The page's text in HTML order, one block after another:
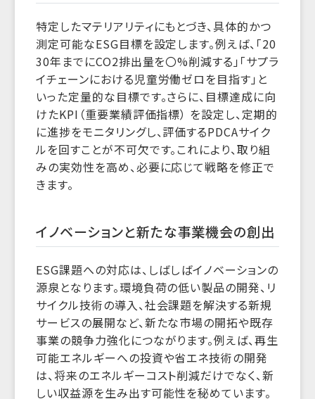
特定したマテリアリティにもとづき、具体的かつ
測定可能なESG目標を設定します。例えば、「20
30年までにCO2排出量を〇%削減する」「サプラ
イチェーンにおける児童労働ゼロを目指す」と
いった定量的な目標です。さらに、目標達成に向
けたKPI（重要業績評価指標） を設定し、定期的
に進捗をモニタリングし、評価するPDCAサイク
ルを回すことが不可欠です。これにより、取り組
みの実効性を高め、必要に応じて戦略を修正で
きます。
イノベーションと新たな事業機会の創出
ESG課題への対応は、しばしばイノベーションの
源泉となります。環境負荷の低い製品の開発、リ
サイクル技術の導入、社会課題を解決する新規
サービスの展開など、新たな市場の開拓や既存
事業の競争力強化につながります。例えば、再生
可能エネルギーへの投資や省エネ技術の開発
は、将来のエネルギーコスト削減だけでなく、新
しい収益源を生み出す可能性を秘めています。